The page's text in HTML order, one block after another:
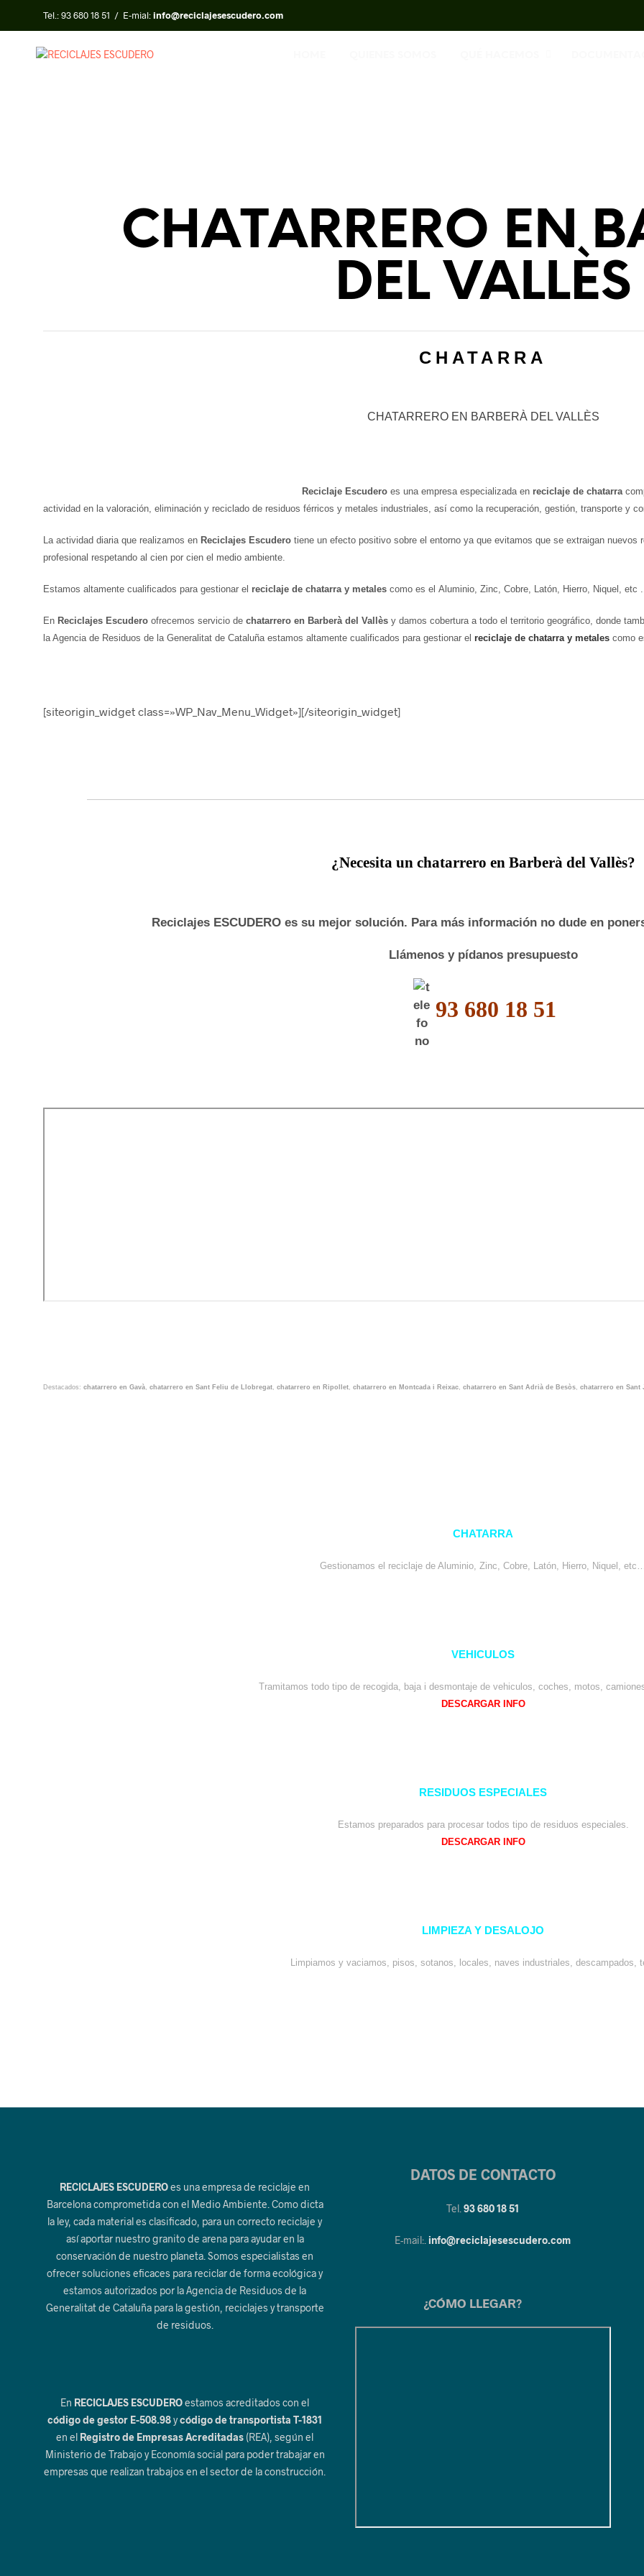
Tel.:93 680 18 51 / E-mial:info@reciclajesescudero.com
CHATARRERO EN
DEL VALLÈS
CHATARRA
CHATARRERO EN BARBERÀ DEL VALLÈS
Reciclaje Escudero es una empresa especializada en reciclaje de chatarra
actividad en la valoración, eliminación y reciclado de residuos férricos y metales industriales, así como la recuperación, gestión, transporte y
La actividad diaria que realizamos en Reciclajes Escudero tiene un efecto positivo sobre el entorno ya que evitamos que se extraigan
profesional respetando al cien por cien el medio ambiente.
Estamos altamente cualificados para gestionar el reciclaje de chatarra y metales como es el Aluminio, Zinc, Cobre, Latón, Hierro, Niquel, etc ..
En Reciclajes Escudero ofrecemos servicio de chatarrero en Barberà del Vallès y damos cobertura a todo el territorio geográfico, donde
la Agencia de Residuos de la Generalitat de Cataluña estamos altamente cualificados para gestionar el reciclaje de chatarra y metales como
[siteorigin_widget class=»WP_Nav_Menu_Widget»][/siteorigin_widget]
¿Necesita un chatarrero en Barberà del Vallès?
Reciclajes ESCUDERO es su mejor solución. Para más información no dude en
Llámenos y pídanos presupuesto
93 680 18 51
Destacados: chatarrero en Gavà chatarrero en Sant Feliu de Llobregat chatarrero en Ripollet chatarrero en Montcada i Reixac chatarrero en Sant Adrià de Besòs chatarrero en Sant
CHATARRA
Gestionamos el reciclaje de Aluminio, Zinc, Cobre, Latón, Hierro, Niquel, etc…
VEHICULOS
Tramitamos todo tipo de recogida, baja i desmontaje de vehiculos, coches, motos,
DESCARGAR INFO
RESIDUOS ESPECIALES
Estamos preparados para procesar todos tipo de residuos especiales.
DESCARGAR INFO
LIMPIEZA Y DESALOJO
Limpiamos y vaciamos, pisos, sotanos, locales, naves industriales, descampados,
RECICLAJES ESCUDEROes una empresa de reciclaje en
Barcelona comprometida con el Medio Ambiente. Como dicta
la ley, cada material es clasificado, para un correcto reciclaje y
así aportar nuestro granito de arena para ayudar en la
conservación de nuestro planeta. Somos especialistas en
ofrecer soluciones eficaces para reciclar de forma ecológica y
estamos autorizados por la Agencia de Residuos de la
Generalitat de Cataluña para la gestión, reciclajes y transporte
de residuos.
En RECICLAJES ESCUDEROestamos acreditados con el
código de gestor E-508.98ycódigo de transportista T-1831
en el Registro de Empresas Acreditadas (REA), según el
Ministerio de Trabajo y Economía social para poder trabajar en
empresas que realizan trabajos en el sector de la construcción.
DATOS DE CONTACTO
Tel.93 680 18 51
E-mail:.info@reciclajesescudero.com
¿CÓMO LLEGAR?